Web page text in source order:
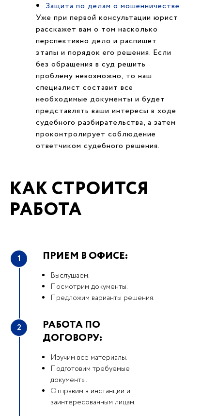
Защита по делам о мошенничестве
Уже при первой консультации юрист
расскажет вам о том насколько
перспективно дело и распишет
этапы и порядок его решения. Если
без обращения в суд решить
проблему невозможно, то наш
специалист составит все
необходимые документы и будет
представлять ваши интересы в ходе
судебного разбирательства, а затем
проконтролирует соблюдение
ответчиком судебного решения.
КАК СТРОИТСЯ
РАБОТА
1 ПРИЕМ В ОФИСЕ:
Выслушаем.
Посмотрим документы.
Предложим варианты решения.
2
РАБОТА ПО
ДОГОВОРУ:
Изучим все материалы.
Подготовим требуемые
документы.
Отправим в инстанции и
заинтересованным лицам.